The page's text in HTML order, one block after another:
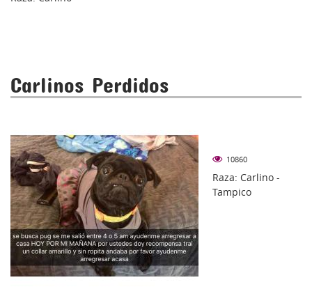
Carlinos Perdidos
10860
Raza: Carlino -
Tampico